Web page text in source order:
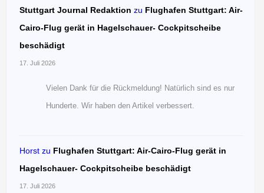
Stuttgart Journal Redaktion zu Flughafen Stuttgart: Air-
Cairo-Flug gerät in Hagelschauer- Cockpitscheibe
beschädigt
17. Juli 2026
Vielen Dank für die Rückmeldung! Natürlich sind es nur
Hunderte. Wir haben den Artikel verbessert.
Horst zu Flughafen Stuttgart: Air-Cairo-Flug gerät in
Hagelschauer- Cockpitscheibe beschädigt
17. Juli 2026